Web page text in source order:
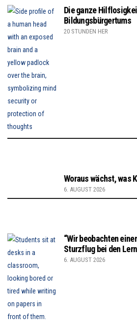
Die ganze
Bildungsbürgertums
20 STUNDEN HER
Woraus wächst, was
6. AUGUST 2026
“Wir beobachten
Sturzflug bei den
6. AUGUST 2026